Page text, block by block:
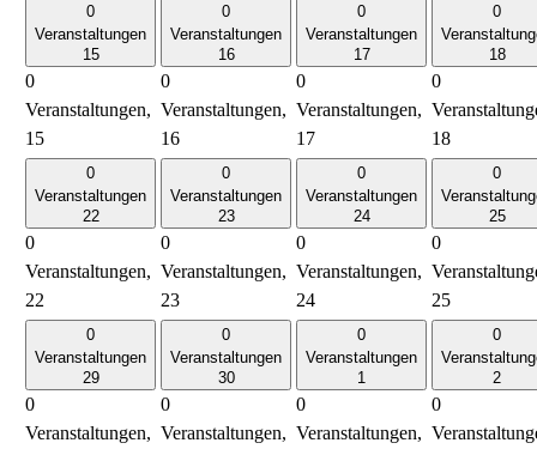
0
Veranstaltungen
15
0
Veranstaltungen,
15
0
Veranstaltungen
16
0
Veranstaltungen,
16
0
Veranstaltungen
17
0
Veranstaltungen,
17
0
18
0
18
0
Veranstaltungen
22
0
Veranstaltungen,
22
0
Veranstaltungen
23
0
Veranstaltungen,
23
0
Veranstaltungen
24
0
Veranstaltungen,
24
0
25
0
25
0
Veranstaltungen
29
0
Veranstaltungen,
0
Veranstaltungen
30
0
Veranstaltungen,
0
Veranstaltungen
1
0
Veranstaltungen,
0
2
0